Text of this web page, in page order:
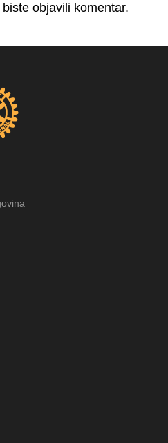
biste objavili komentar.